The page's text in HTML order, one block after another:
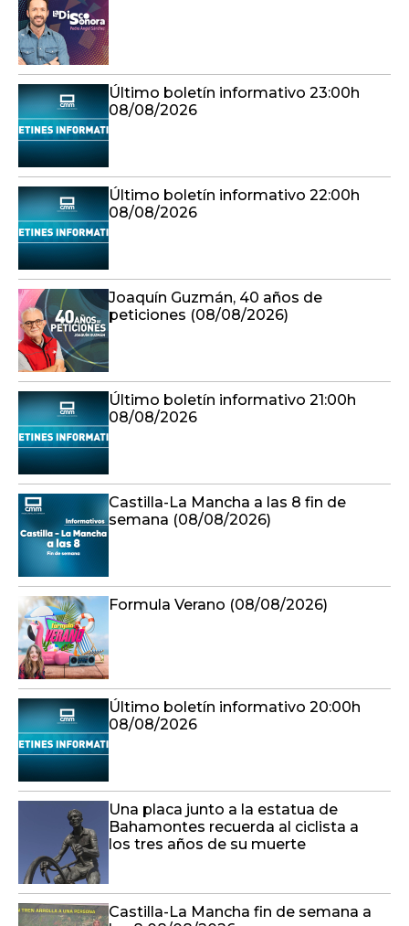
Último boletín informativo 23:00h
08/08/2026
Último boletín informativo 22:00h
08/08/2026
Joaquín Guzmán, 40 años de
peticiones (08/08/2026)
Último boletín informativo 21:00h
08/08/2026
Castilla-La Mancha a las 8 fin de
semana (08/08/2026)
Formula Verano (08/08/2026)
Último boletín informativo 20:00h
08/08/2026
Una placa junto a la estatua de
Bahamontes recuerda al ciclista a
los tres años de su muerte
Castilla-La Mancha fin de semana a